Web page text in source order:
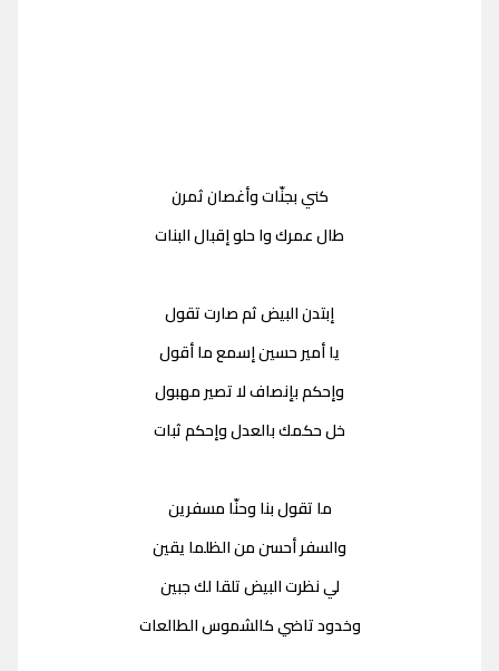
كني بجنّات وأغصان ثمرن
طال عمرك وا حلو إقبال البنات
إبتدن البيض ثم صارت تقول
يا أمير حسين إسمع ما أقول
وإحكم بإنصاف لا تصير مهبول
خل حكمك بالعدل وإحكم ثبات
ما تقول بنا وحنّا مسفرين
والسفر أحسن من الظلما يقين
لي نظرت البيض تلقا لك جبين
وخدود تاضي كالشموس الطالعات